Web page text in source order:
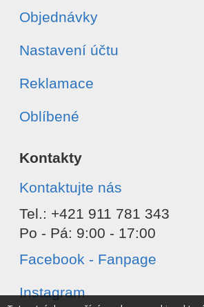
Objednávky
Nastavení účtu
Reklamace
Oblíbené
Kontakty
Kontaktujte nás
Tel.: +421 911 781 343
Po - Pá: 9:00 - 17:00
Facebook - Fanpage
Instagram